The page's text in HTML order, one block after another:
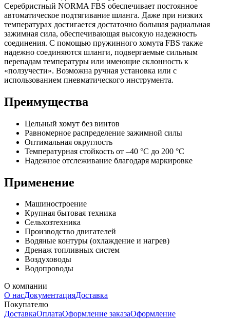
Серебристный NORMA FBS обеспечивает постоянное
автоматическое подтягивание шланга. Даже при низких
температурах достигается достаточно большая радиальная
зажимная сила, обеспечивающая высокую надежность
соединения. С помощью пружинного хомута FBS также
надежно соединяются шланги, подвергаемые сильным
перепадам температуры или имеющие склонность к
«ползучести». Возможна ручная установка или с
использованием пневматического инструмента.
Преимущества
Цельный хомут без винтов
Равномерное распределение зажимной силы
Оптимальная округлость
Температурная стойкость от –40 °C до 200 °C
Надежное отслеживание благодаря маркировке
Применение
Машиностроение
Крупная бытовая техника
Сельхозтехника
Производство двигателей
Водяные контуры (охлаждение и нагрев)
Дренаж топливных систем
Воздуховоды
Водопроводы
О компании
О насДокументацияДоставка
Покупателю
ДоставкаОплатаОформление заказаОформление